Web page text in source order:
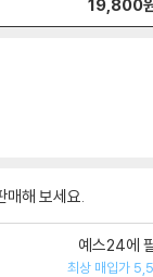
19,800
매해 보세요.
예스24에
최상 매입가